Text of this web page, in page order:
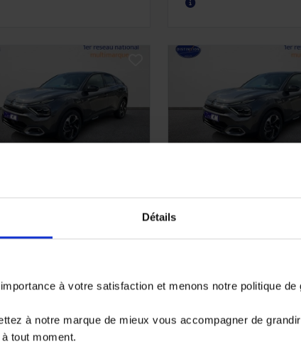
Détails
à votre satisfaction et menons notre politique
à notre marque de mieux vous accompagner de
tout moment.
C4
- Boîte auto
980€
à partir de 279.13 €/mois
CITROEN C4
ou à partir de 279.1 €/